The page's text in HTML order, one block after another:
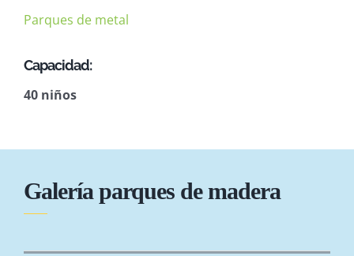
Parques de metal
Capacidad:
40 niños
Galería parques de madera